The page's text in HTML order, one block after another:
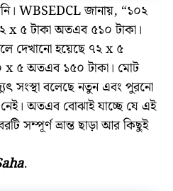
WBSEDCL জানায়, “১০২
x ৫ টাকা অতএব ৫১০ টাকা।
দেখানো হয়েছে ৭২ x ৫
৫ অতএব ১৫০ টাকা। মোট
সংস্থা বলেছে নতুন এবং পুরনো
অতএব বোঝাই যাচ্ছে যে এই
সম্পূর্ণ ভ্রান্ত ছাড়া আর কিছুই
.